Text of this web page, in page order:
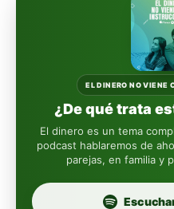
Sura
automáticamente
EL DINERO NO VIENE
¿De qué trata
El dinero es un tema
podcast hablaremos de
parejas, en familia y